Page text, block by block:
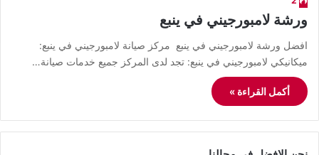
ورشة لامبورجيني في ينبع
افضل ورشة لامبورجيني في ينبع مركز صيانة لامبورجيني في ينبع:
ميكانيكي لامبورجيني في ينبع: تجد لدى المركز جميع خدمات صيانة…
أكمل القراءة »